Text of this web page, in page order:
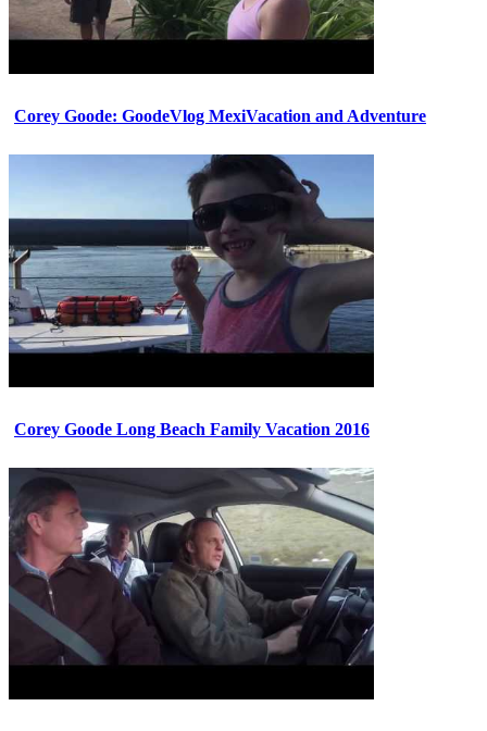
Corey Goode: GoodeVlog MexiVacation and Adventure
Corey Goode Long Beach Family Vacation 2016